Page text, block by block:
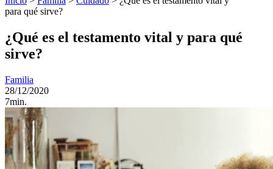
para qué sirve?
¿Qué es el testamento vital y para qué
sirve?
Familia
28/12/2020
7min.